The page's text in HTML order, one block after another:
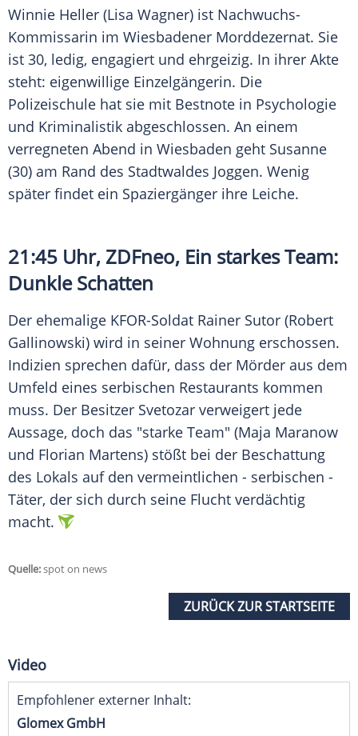
Winnie Heller (Lisa Wagner) ist Nachwuchs-
Kommissarin im Wiesbadener Morddezernat. Sie
ist 30, ledig, engagiert und ehrgeizig. In ihrer Akte
steht: eigenwillige Einzelgängerin. Die
Polizeischule hat sie mit Bestnote in Psychologie
und Kriminalistik abgeschlossen. An einem
verregneten Abend in Wiesbaden geht Susanne
(30) am Rand des Stadtwaldes Joggen. Wenig
später findet ein Spaziergänger ihre Leiche.
21:45 Uhr, ZDFneo, Ein starkes Team:
Dunkle Schatten
Der ehemalige KFOR-Soldat Rainer Sutor (Robert
Gallinowski) wird in seiner Wohnung erschossen.
Indizien sprechen dafür, dass der Mörder aus dem
Umfeld eines serbischen Restaurants kommen
muss. Der Besitzer Svetozar verweigert jede
Aussage, doch das "starke Team" (Maja Maranow
und Florian Martens) stößt bei der Beschattung
des Lokals auf den vermeintlichen - serbischen -
Täter, der sich durch seine Flucht verdächtig
macht.
Quelle:spot on news
ZURÜCK ZUR STARTSEITE
Video
Empfohlener externer Inhalt:
Glomex GmbH